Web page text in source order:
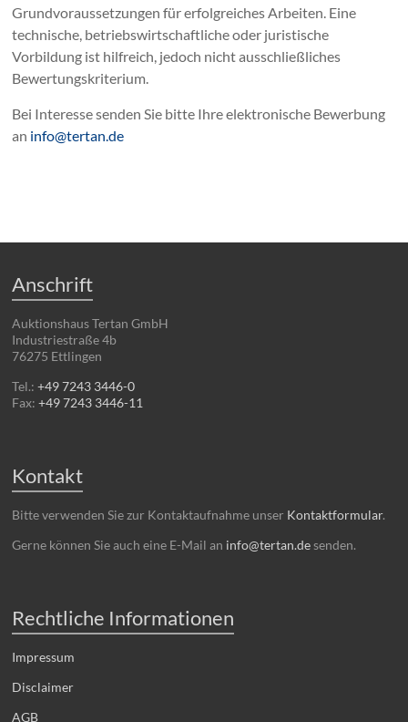
Grundvoraussetzungen für erfolgreiches Arbeiten. Eine
technische, betriebswirtschaftliche oder juristische
Vorbildung ist hilfreich, jedoch nicht ausschließliches
Bewertungskriterium.
Bei Interesse senden Sie bitte Ihre elektronische Bewerbung
an info@tertan.de
Anschrift
Auktionshaus Tertan GmbH
Industriestraße 4b
76275 Ettlingen
Tel.:+49 7243 3446-0
Fax:+49 7243 3446-11
Kontakt
Bitte verwenden Sie zur Kontaktaufnahme unser Kontaktformular.
Gerne können Sie auch eine E-Mail an info@tertan.desenden.
Rechtliche Informationen
Impressum
Disclaimer
AGB